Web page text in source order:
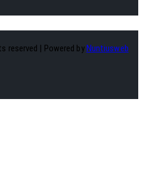
reserved | Powered by Nuntiusweb